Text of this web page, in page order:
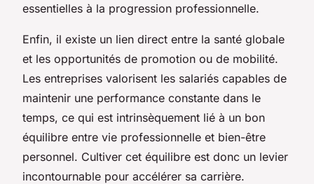
essentielles à la progression professionnelle.
Enfin, il existe un lien direct entre la santé globale
et les opportunités de promotion ou de mobilité.
Les entreprises valorisent les salariés capables de
maintenir une performance constante dans le
temps, ce qui est intrinsèquement lié à un bon
équilibre entre vie professionnelle et bien-être
personnel. Cultiver cet équilibre est donc un levier
incontournable pour accélérer sa carrière.